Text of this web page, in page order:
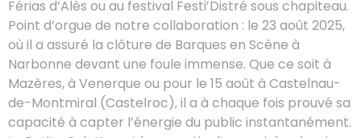
Férias d’Alès ou au festival Festi’Distré sous chapiteau.
Point d’orgue de notre collaboration : le 23 août 2025,
où il a assuré la clôture de Barques en Scène à
Narbonne devant une foule immense. Que ce soit à
Mazères, à Venerque ou pour le 15 août à Castelnau-
de-Montmiral (Castelroc), il a à chaque fois prouvé sa
capacité à capter l’énergie du public instantanément.